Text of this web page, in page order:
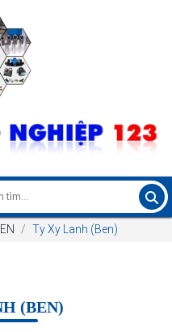
Ty Xy Lanh (Ben)
(BEN)